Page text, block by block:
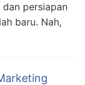
persiapan
baru. Nah,